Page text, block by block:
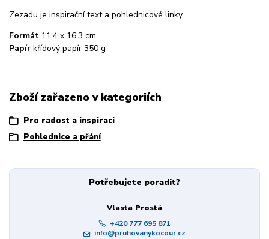
Zezadu je inspirační text a pohlednicové linky.
Formát 11,4 x 16,3 cm
Papír křídový papír 350 g
Zboží zařazeno v kategoriích
Pro radost a inspiraci
Pohlednice a přání
Potřebujete poradit?
Vlasta Prostá
+420 777 695 871
info@pruhovanykocour.cz